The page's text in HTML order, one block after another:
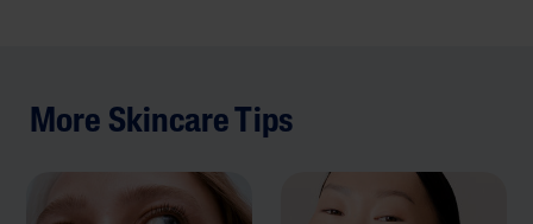
More Skincare Tips